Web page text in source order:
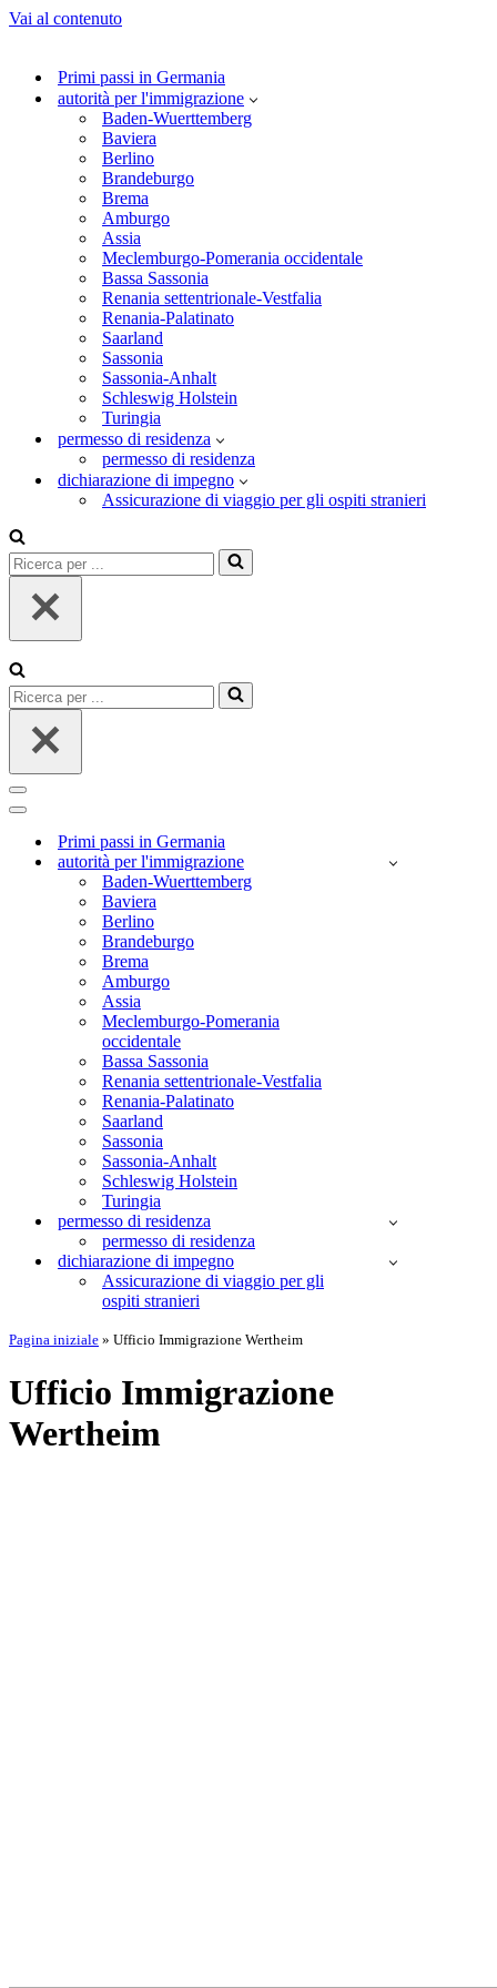
Vai al contenuto
Primi passi in Germania
autorità per l'immigrazione
Baden-Wuerttemberg
Baviera
Berlino
Brandeburgo
Brema
Amburgo
Assia
Meclemburgo-Pomerania occidentale
Bassa Sassonia
Renania settentrionale-Vestfalia
Renania-Palatinato
Saarland
Sassonia
Sassonia-Anhalt
Schleswig Holstein
Turingia
permesso di residenza
permesso di residenza
dichiarazione di impegno
Assicurazione di viaggio per gli ospiti stranieri
Ricerca
per
Ricerca
per
Menu
di
Menu
navigazionePrimi passi in Germania
autorità per l'immigrazione
Baden-Wuerttemberg
Baviera
Berlino
Brandeburgo
Brema
Amburgo
Assia
Meclemburgo-Pomerania
occidentale
Bassa Sassonia
Renania settentrionale-Vestfalia
Renania-Palatinato
Saarland
Sassonia
Sassonia-Anhalt
Schleswig Holstein
Turingia
permesso di residenza
permesso di residenza
dichiarazione di impegno
Assicurazione di viaggio per gli
ospiti stranieri
Pagina iniziale » Ufficio Immigrazione Wertheim
Ufficio Immigrazione
Wertheim